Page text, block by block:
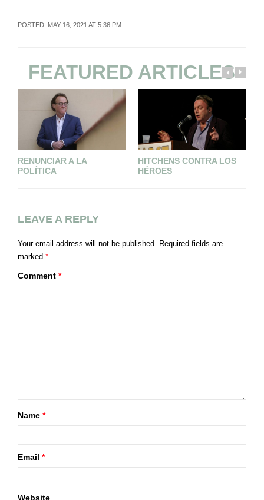
POSTED: MAY 16, 2021 AT 5:36 PM
FEATURED ARTICLES
RENUNCIAR A LA
POLÍTICA
HITCHENS CONTRA LOS
HÉROES
LEAVE A REPLY
Your email address will not be published. Required fields are
marked *
Comment *
Name *
Email *
Website